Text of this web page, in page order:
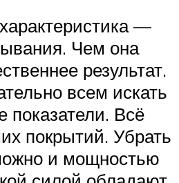
—
Чем она
результат.
всем искать
Всё
покрытий. Убрать
и мощностью